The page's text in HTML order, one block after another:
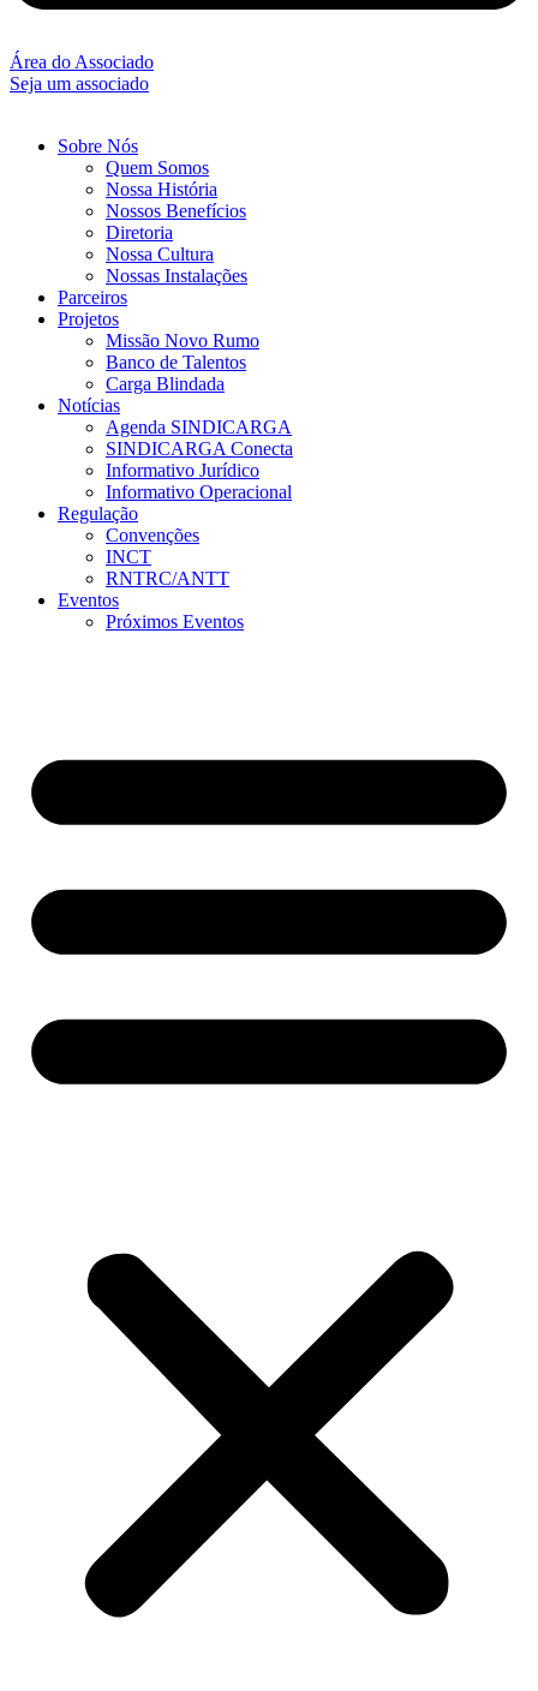
Área do Associado
Seja um associado
Sobre Nós
Quem Somos
Nossa História
Nossos Benefícios
Diretoria
Nossa Cultura
Nossas Instalações
Parceiros
Projetos
Missão Novo Rumo
Banco de Talentos
Carga Blindada
Notícias
Agenda SINDICARGA
SINDICARGA Conecta
Informativo Jurídico
Informativo Operacional
Regulação
Convenções
INCT
RNTRC/ANTT
Eventos
Próximos Eventos